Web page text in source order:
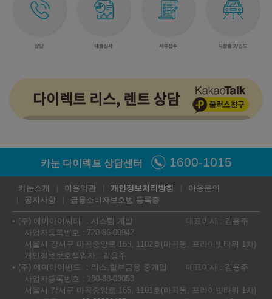
기준)
2WD
휘발유 9.3㎞/ℓ
97,600,000원
2WD + 파퓰러 컬렉션
휘발유 9.3㎞/ℓ
103,200,000원
휘발유 9.3 ㎞/ℓ
114,700,000원
휘발유 9.3 ㎞/ℓ
120,600,000
AWD
휘발유 8.5 ㎞/ℓ
101,100,000원
AWD + 파퓰러 컬렉션
㎞/ℓ
AWD + 프리미엄 컬렉션
휘발유 8.5㎞/ℓ
118,200,000 원
AWD + 프레스티지 컬렉션
124,100,000원
카눈 다이렉트 상담센터 1600-1015
카눈소개 이용약관 개인정보처리방침
이용문의
공지사항
금융소비자보호법 등록증
(주) 에이아이씨티 시스템 개발
대표이사 : 김용주
사업자등록번호 : 720-86-00942
서울시 강서구 마곡중앙로 165, 1102호(마곡동, 프라이빗타워 1차)
개인정보보호책임자 : 김용주
(주) 에이아이밴드
리스,할부금융 중개업
대표이사 : 김용주
사업자등록번호 : 180-88-03053
서울시 강서구 마곡중앙로 165, 1101호(마곡동, 프라이빗타워 1차)